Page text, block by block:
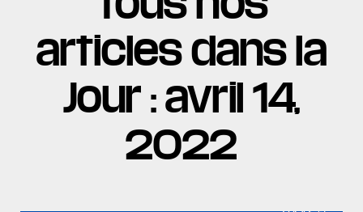
articles dans la
Jour : avril 14,
2022